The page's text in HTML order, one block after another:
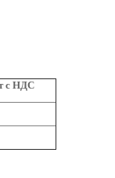
с НДС